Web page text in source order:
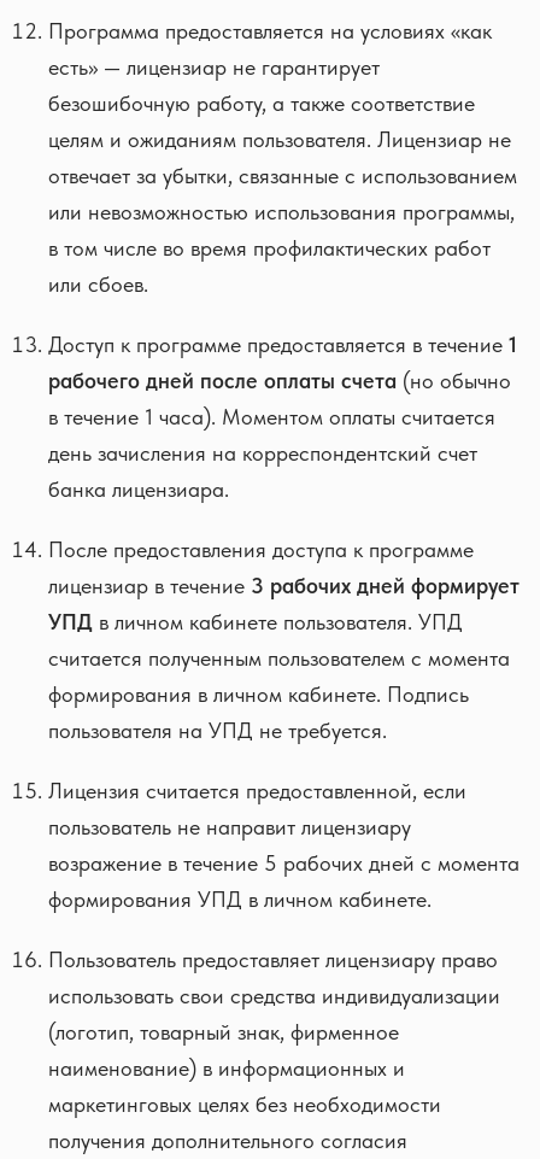
Программа предоставляется на условиях «как
есть» — лицензиар не гарантирует
безошибочную работу, а также соответствие
целям и ожиданиям пользователя. Лицензиар не
отвечает за убытки, связанные с использованием
или невозможностью использования программы,
в том числе во время профилактических работ
или сбоев.
Доступ к программе предоставляется в течение 1
рабочего дней после оплаты счета (но обычно
в течение 1 часа). Моментом оплаты считается
день зачисления на корреспондентский счет
банка лицензиара.
После предоставления доступа к программе
лицензиар в течение 3 рабочих дней формирует
УПД в личном кабинете пользователя. УПД
считается полученным пользователем с момента
формирования в личном кабинете. Подпись
пользователя на УПД не требуется.
Лицензия считается предоставленной, если
пользователь не направит лицензиару
возражение в течение 5 рабочих дней с момента
формирования УПД в личном кабинете.
Пользователь предоставляет лицензиару право
использовать свои средства индивидуализации
(логотип, товарный знак, фирменное
наименование) в информационных и
маркетинговых целях без необходимости
получения дополнительного согласия